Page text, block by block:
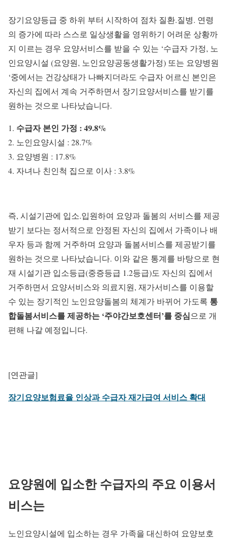
장기요양등급 중 하위 부터 시작하여 점차 질환.질병. 연령
의 증가에 따라 스스로 일상생활을 영위하기 어려운 상황까
지 이르는 경우 요양서비스를 받을 수 있는 ‘수급자 가정, 노
인요양시설 (요양원, 노인요양공동생활가정) 또는 요양병원
‘중에서는 건강상태가 나빠지더라도 수급자 어르신 본인은
자신의 집에서 계속 거주하면서 장기요양서비스를 받기를
원하는 것으로 나타났습니다.
수급자 본인 가정 : 49.8%
노인요양시설 : 28.7%
요양병원 : 17.8%
자녀나 친인척 집으로 이사 : 3.8%
즉, 시설기관에 입소.입원하여 요양과 돌봄의 서비스를 제공
받기 보다는 정서적으로 안정된 자신의 집에서 가족이나 배
우자 등과 함께 거주하며 요양과 돌봄서비스를 제공받기를
원하는 것으로 나타났습니다. 이와 같은 통계를 바탕으로 현
재 시설기관 입소등급(중증등급 1.2등급)도 자신의 집에서
거주하면서 요양서비스와 의료지원, 재가서비스를 이용할
수 있는 장기적인 노인요양돌봄의 체계가 바뀌어 가도록 통
합돌봄서비스를 제공하는 ‘주야간보호센터’를 중심으로 개
편해 나갈 예정입니다.
[연관글]
장기요양보험료율 인상과 수급자 재가급여 서비스 확대
요양원에 입소한 수급자의 주요 이용서
비스는
노인요양시설에 입소하는 경우 가족을 대신하여 요양보호